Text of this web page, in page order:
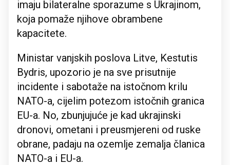
imaju bilateralne sporazume s Ukrajinom,
koja pomaže njihove obrambene
kapacitete.
Ministar vanjskih poslova Litve, Kestutis
Bydris, upozorio je na sve prisutnije
incidente i sabotaže na istočnom krilu
NATO-a, cijelim potezom istočnih granica
EU-a. No, zbunjujuće je kad ukrajinski
dronovi, ometani i preusmjereni od ruske
obrane, padaju na ozemlje zemalja članica
NATO-a i EU-a.